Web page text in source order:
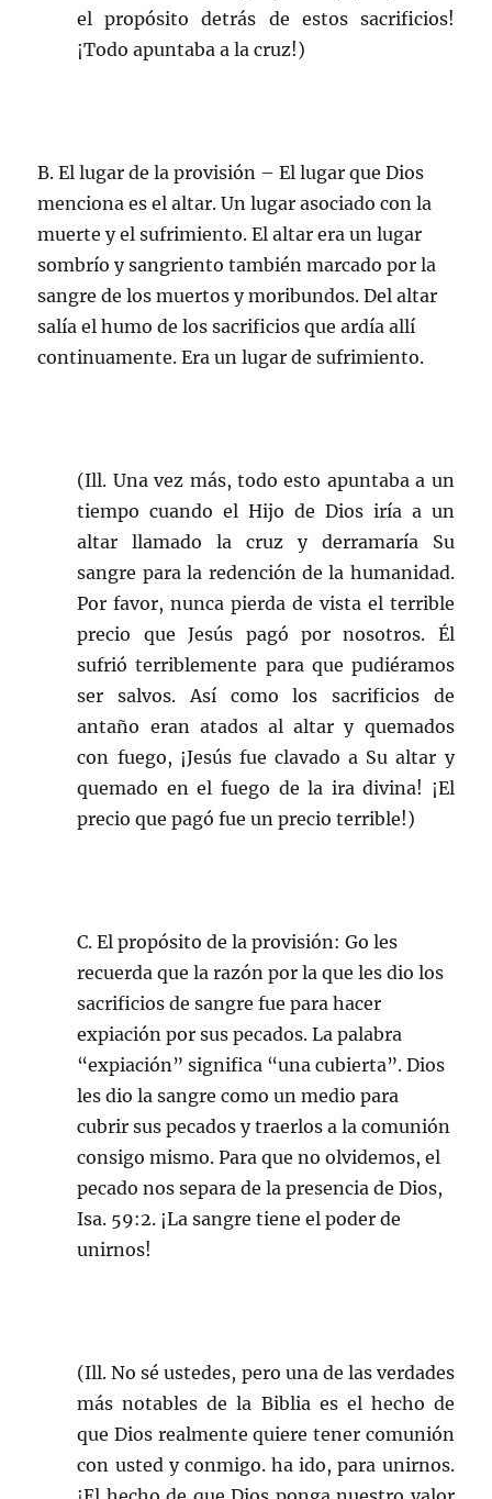
el propósito detrás de estos sacrificios!
¡Todo apuntaba a la cruz!)
B. El lugar de la provisión – El lugar que Dios
menciona es el altar. Un lugar asociado con la
muerte y el sufrimiento. El altar era un lugar
sombrío y sangriento también marcado por la
sangre de los muertos y moribundos. Del altar
salía el humo de los sacrificios que ardía allí
continuamente. Era un lugar de sufrimiento.
(Ill. Una vez más, todo esto apuntaba a un
tiempo cuando el Hijo de Dios iría a un
altar llamado la cruz y derramaría Su
sangre para la redención de la humanidad.
Por favor, nunca pierda de vista el terrible
precio que Jesús pagó por nosotros. Él
sufrió terriblemente para que pudiéramos
ser salvos. Así como los sacrificios de
antaño eran atados al altar y quemados
con fuego, ¡Jesús fue clavado a Su altar y
quemado en el fuego de la ira divina! ¡El
precio que pagó fue un precio terrible!)
C. El propósito de la provisión: Go les
recuerda que la razón por la que les dio los
sacrificios de sangre fue para hacer
expiación por sus pecados. La palabra
“expiación” significa “una cubierta”. Dios
les dio la sangre como un medio para
cubrir sus pecados y traerlos a la comunión
consigo mismo. Para que no olvidemos, el
pecado nos separa de la presencia de Dios,
Isa. 59:2. ¡La sangre tiene el poder de
unirnos!
(Ill. No sé ustedes, pero una de las verdades
más notables de la Biblia es el hecho de
que Dios realmente quiere tener comunión
con usted y conmigo. ha ido, para unirnos.